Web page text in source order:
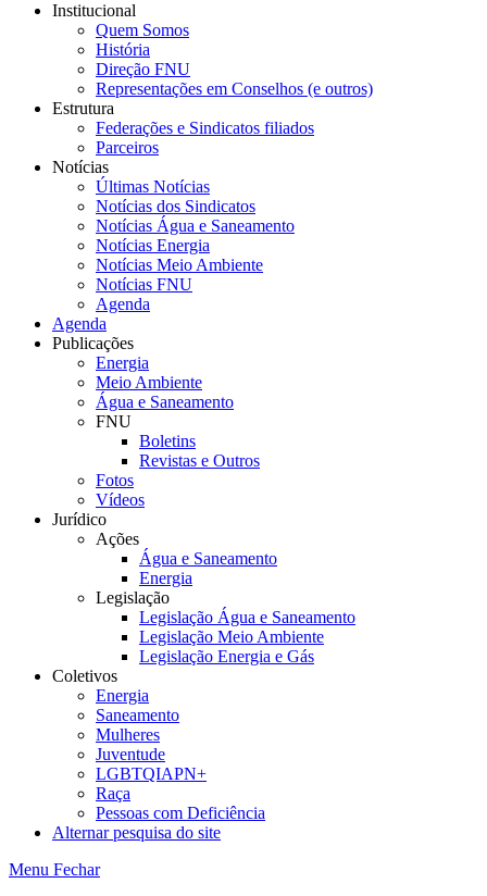
Institucional
Quem Somos
História
Direção FNU
Representações em Conselhos (e outros)
Estrutura
Federações e Sindicatos filiados
Parceiros
Notícias
Últimas Notícias
Notícias dos Sindicatos
Notícias Água e Saneamento
Notícias Energia
Notícias Meio Ambiente
Notícias FNU
Agenda
Agenda
Publicações
Energia
Meio Ambiente
Água e Saneamento
FNU
Boletins
Revistas e Outros
Fotos
Vídeos
Jurídico
Ações
Água e Saneamento
Energia
Legislação
Legislação Água e Saneamento
Legislação Meio Ambiente
Legislação Energia e Gás
Coletivos
Energia
Saneamento
Mulheres
Juventude
LGBTQIAPN+
Raça
Pessoas com Deficiência
Alternar pesquisa do site
Menu Fechar